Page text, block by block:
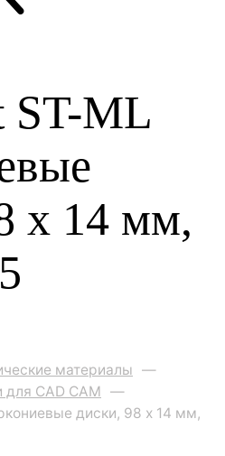
ST-ML
х 14 мм,
материалы —
CAD CAM —
диски, 98 х 14 мм,